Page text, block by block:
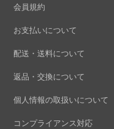
会員規約
お支払いについて
配送・送料について
返品・交換について
個人情報の取扱いについて
コンプライアンス対応